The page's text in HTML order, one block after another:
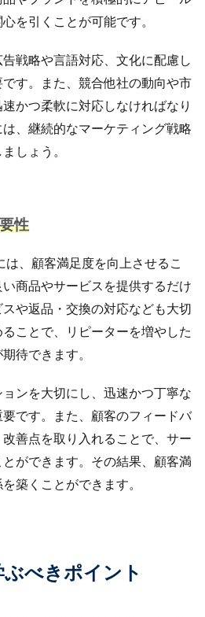
を引くことが可能です。
戦略や言語対応、文化に配慮し
す。また、競合他社の動向や市
かつ柔軟に対応しなければなり
、継続的なマーケティング戦略
しょう。
性
は、顧客満足度を向上させるこ
商品やサービスを提供するだけ
や返品・交換の対応なども大切
ことで、リピーターを増やした
待できます。
ンを大切にし、迅速かつ丁寧な
です。また、顧客のフィードバ
善点を取り入れることで、サー
ができます。その結果、顧客満
築くことができます。
べきポイント